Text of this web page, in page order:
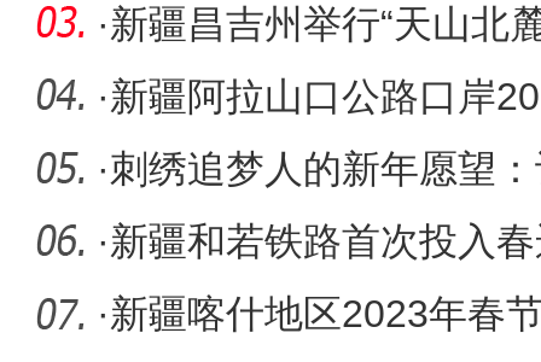
批出入境
·新疆昌吉州举行“天山北
介会
·新疆阿拉山口公路口岸
创历史“
·刺绣追梦人的新年愿望
双手“绣
·新疆和若铁路首次投入
·新疆喀什地区2023年春